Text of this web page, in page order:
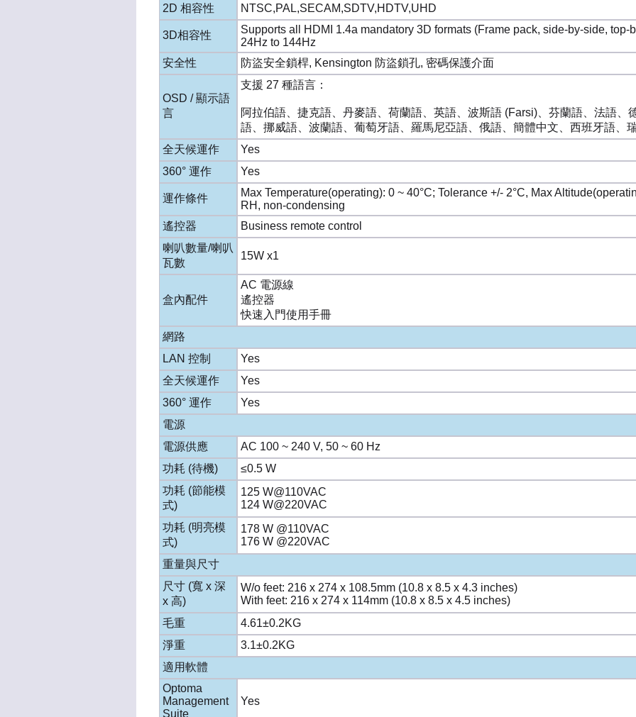
2D 相容性
NTSC,PAL,SECAM,SDTV,HDTV,UHD
3D相容性
Supports all HDMI 1.4a mandatory 3D formats (Frame pack, side-by-side,
24Hz to 144Hz
安全性
防盜安全鎖桿, Kensington 防盜鎖孔, 密碼保護介面
OSD / 顯示語
言
支援 27 種語言：
阿拉伯語、捷克語、丹麥語、荷蘭語、英語、波斯語 (Farsi)、芬蘭語、法語
語、挪威語、波蘭語、葡萄牙語、羅馬尼亞語、俄語、簡體中文、西班牙語、
全天候運作
Yes
360° 運作
Yes
運作條件
Max Temperature(operating): 0 ~ 40°C; Tolerance +/- 2°C, Max
RH, non-condensing
遙控器
Business remote control
喇叭數量/喇叭
瓦數
15W x1
盒內配件
AC 電源線
遙控器
快速入門使用手冊
網路
LAN 控制
Yes
全天候運作
Yes
360° 運作
Yes
電源
電源供應
AC 100 ~ 240 V, 50 ~ 60 Hz
功耗 (待機)
≤0.5 W
功耗 (節能模
式)
125 W@110VAC
124 W@220VAC
功耗 (明亮模
式)
178 W @110VAC
176 W @220VAC
重量與尺寸
尺寸 (寬 x 深
x 高)
W/o feet: 216 x 274 x 108.5mm (10.8 x 8.5 x 4.3 inches)
With feet: 216 x 274 x 114mm (10.8 x 8.5 x 4.5 inches)
毛重
4.61±0.2KG
淨重
3.1±0.2KG
適用軟體
Optoma
Management
Suite
Yes